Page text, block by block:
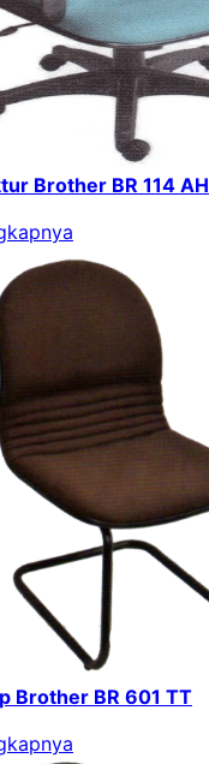
Brother BR 114 AH
Brother BR 601 TT